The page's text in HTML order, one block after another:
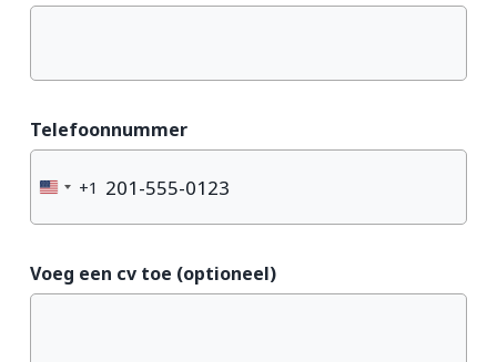
Telefoonnummer
United
States
+1
Voeg een cv toe (optioneel)